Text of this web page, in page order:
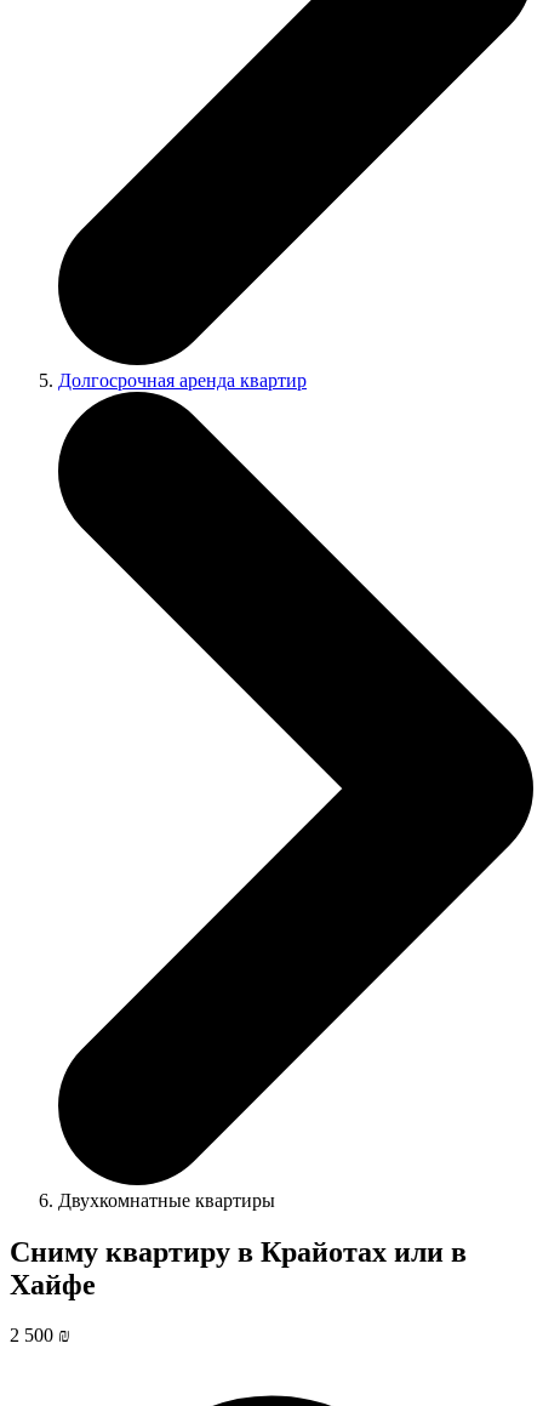
Долгосрочная аренда квартир
Двухкомнатные квартиры
Сниму квартиру в Крайотах или в
Хайфе
2 500 ₪